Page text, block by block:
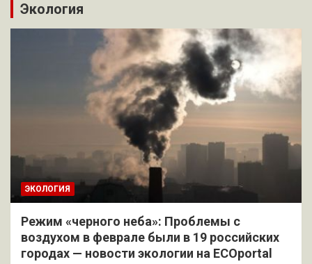
Экология
ЭКОЛОГИЯ
Режим «черного неба»: Проблемы с
воздухом в феврале были в 19 российских
городах — новости экологии на ECOportal